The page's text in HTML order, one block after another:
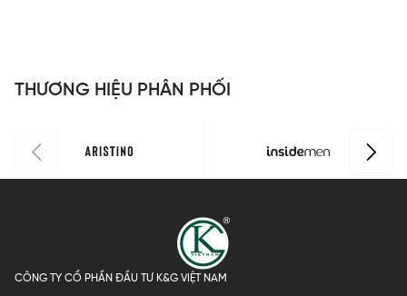
THƯƠNG HIỆU PHÂN PHỐI
CÔNG TY CỔ PHẦN ĐẦU TƯ K&G VIỆT NAM